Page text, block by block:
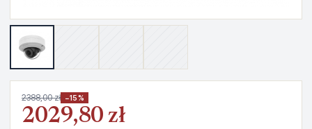
2388,00 zł −15%
2029,80 zł